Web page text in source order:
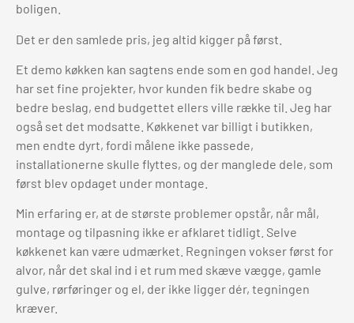
boligen.
Det er den samlede pris, jeg altid kigger på først.
Et demo køkken kan sagtens ende som en god handel. Jeg
har set fine projekter, hvor kunden fik bedre skabe og
bedre beslag, end budgettet ellers ville række til. Jeg har
også set det modsatte. Køkkenet var billigt i butikken,
men endte dyrt, fordi målene ikke passede,
installationerne skulle flyttes, og der manglede dele, som
først blev opdaget under montage.
Min erfaring er, at de største problemer opstår, når mål,
montage og tilpasning ikke er afklaret tidligt. Selve
køkkenet kan være udmærket. Regningen vokser først for
alvor, når det skal ind i et rum med skæve vægge, gamle
gulve, rørføringer og el, der ikke ligger dér, tegningen
kræver.